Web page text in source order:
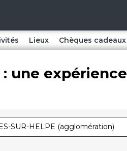
Lieux Chèques cadeaux
: une